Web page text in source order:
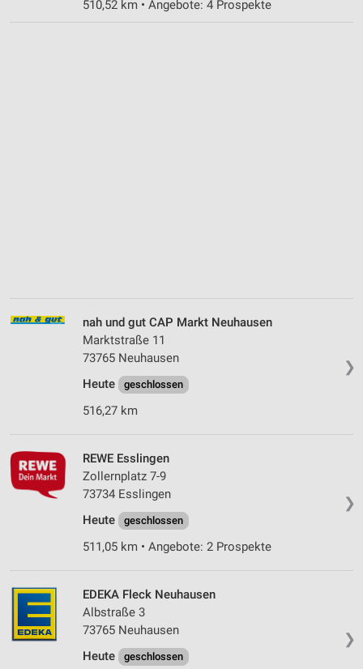
510,52 km • Angebote: 4 Prospekte
❯
nah und gut CAP Markt Neuhausen
Marktstraße 11
73765 Neuhausen
Heute
geschlossen
516,27 km
❯
REWE Esslingen
Zollernplatz 7-9
73734 Esslingen
Heute
geschlossen
511,05 km • Angebote: 2 Prospekte
❯
EDEKA Fleck Neuhausen
Albstraße 3
73765 Neuhausen
Heute
geschlossen